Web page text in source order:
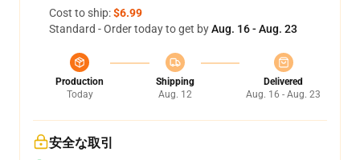
Cost to ship:$6.99
Standard - Order today to get byAug. 16 - Aug. 23
Production
Today
Shipping
Aug. 12
Delivered
Aug. 16 - Aug. 23
安全な取引